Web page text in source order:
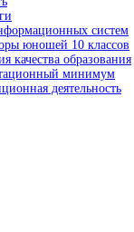
систем
юношей 10 классов
качества образования
минимум
деятельность